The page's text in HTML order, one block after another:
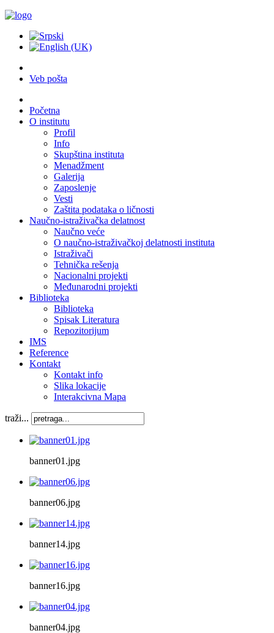
Veb pošta
Početna
O institutu
Profil
Info
Skupština instituta
Menadžment
Galerija
Zaposlenje
Vesti
Zaštita podataka o ličnosti
Naučno-istraživačka delatnost
Naučno veće
O naučno-istraživačkoj delatnosti instituta
Istraživači
Tehnička rešenja
Nacionalni projekti
Međunarodni projekti
Biblioteka
Biblioteka
Spisak Literatura
Repozitorijum
IMS
Reference
Kontakt
Kontakt info
Slika lokacije
Interakcivna Mapa
traži...
banner01.jpg
banner06.jpg
banner14.jpg
banner16.jpg
banner04.jpg